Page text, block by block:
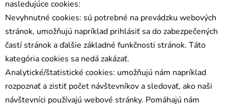
nasledujúce cookies:
Nevyhnutné cookies: sú potrebné na prevádzku webových
stránok, umožňujú napríklad prihlásiť sa do zabezpečených
častí stránok a ďalšie základné funkčnosti stránok. Táto
kategória cookies sa nedá zakázať.
Analytické/štatistické cookies: umožňujú nám napríklad
rozpoznať a zistiť počet návštevníkov a sledovať, ako naši
návštevníci používajú webové stránky. Pomáhajú nám